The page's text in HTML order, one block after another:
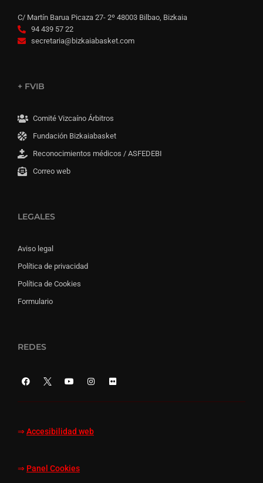
C/ Martín Barua Picaza 27- 2º 48003 Bilbao, Bizkaia
94 439 57 22
secretaria@bizkaiabasket.com
+ FVIB
Comité Vizcaíno Árbitros
Fundación Bizkaiabasket
Reconocimientos médicos / ASFEDEBI
Correo web
LEGALES
Aviso legal
Política de privacidad
Política de Cookies
Formulario
REDES
⇒ Accesibilidad web
⇒ Panel Cookies